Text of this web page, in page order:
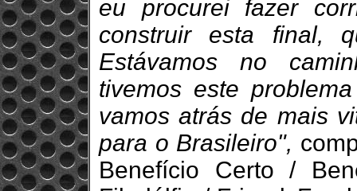
eu procurei fazer
construir esta final,
Estávamos no
tivemos este
vamos atrás de mais
para o Brasileiro",
Benefício Certo /